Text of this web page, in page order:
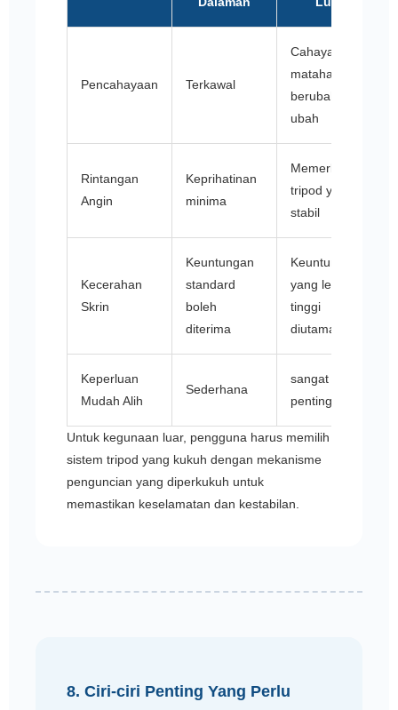
Pencahayaan Terkawal
Cahaya
matahari
berubah-
ubah
Rintangan
Angin
Keprihatinan
minima
Memerlukan
tripod yang
stabil
Kecerahan
Skrin
Keuntungan
standard
boleh
diterima
Keuntungan
yang lebih
tinggi
diutamakan
Keperluan
Mudah Alih
Sederhana
sangat
penting
Untuk kegunaan luar, pengguna harus memilih
sistem tripod yang kukuh dengan mekanisme
penguncian yang diperkukuh untuk
memastikan keselamatan dan kestabilan.
8. Ciri-ciri Penting Yang Perlu